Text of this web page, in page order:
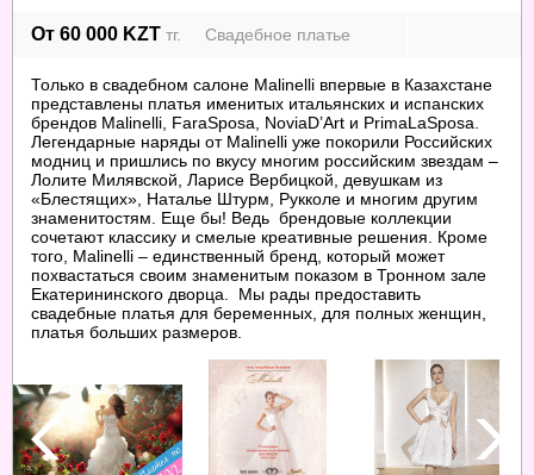
От 60 000 KZT тг. Свадебное платье
Только в свадебном салоне Malinelli впервые в Казахстане
представлены платья именитых итальянских и испанских
брендов Malinelli, FaraSposa, NoviaD’Art и PrimaLaSposa.
Легендарные наряды от Malinelli уже покорили Российских
модниц и пришлись по вкусу многим российским звездам –
Лолите Милявской, Ларисе Вербицкой, девушкам из
«Блестящих», Наталье Штурм, Рукколе и многим другим
знаменитостям. Еще бы! Ведь брендовые коллекции
сочетают классику и смелые креативные решения. Кроме
того, Malinelli – единственный бренд, который может
похвастаться своим знаменитым показом в Тронном зале
Екатерининского дворца. Мы рады предоставить
свадебные платья для беременных, для полных женщин,
платья больших размеров.